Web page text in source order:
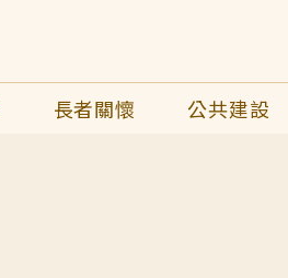
長者關懷 公共建設